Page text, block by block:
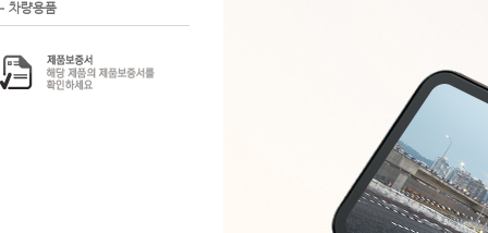
차량용품